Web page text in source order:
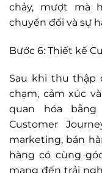
chảy, mượt mà
chuyển đổi và sự
Bước 6: Thiết kế
Sau khi thu thập
chạm, cảm xúc
quan hóa bằng
Customer
marketing, bán
hàng có cùng
mang đến trải